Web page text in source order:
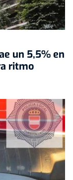
un 5,5% en
ritmo